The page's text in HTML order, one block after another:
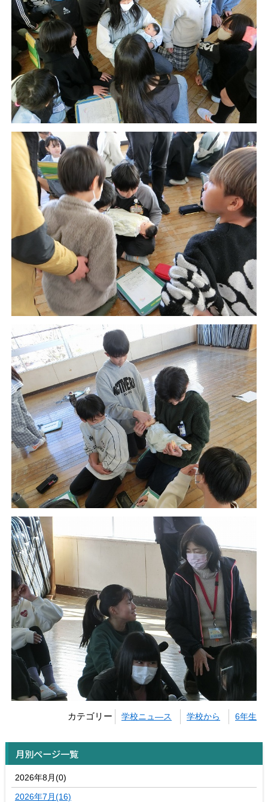
カテゴリー 学校ニュ―ス 学校から 6年生
月別ページ一覧
2026年8月(0)
2026年7月(16)